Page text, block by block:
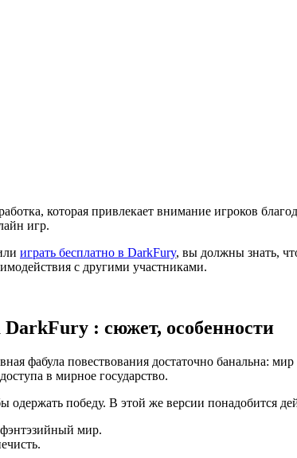
которая привлекает внимание игроков
игр.
играть бесплатно в DarkFury, вы должны знать,
с другими участниками.
: сюжет, особенности
фабула повествования достаточно банальна:
в мирное государство.
победу. В этой же версии понадобится
мир.